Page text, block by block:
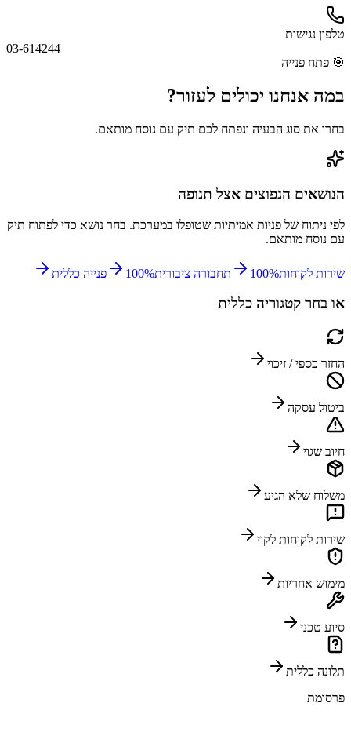
טלפון נגישות
03-614244
🎯 פתח פנייה
במה אנחנו יכולים לעזור?
בחרו את סוג הבעיה ונפתח לכם תיק עם נוסח מותאם.
הנושאים הנפוצים אצל תנופה
לפי ניתוח של פניות אמיתיות שטופלו במערכת. בחר נושא כדי לפתוח תיק
עם נוסח מותאם.
שירות לקוחות 100% תחבורה ציבורית 100% פנייה כללית
או בחר קטגוריה כללית
החזר כספי / זיכוי
ביטול עסקה
חיוב שגוי
משלוח שלא הגיע
שירות לקוחות לקוי
מימוש אחריות
סיוע טכני
תלונה כללית
פרסומת